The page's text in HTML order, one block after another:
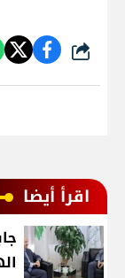
شارك
اقرأ أيضا